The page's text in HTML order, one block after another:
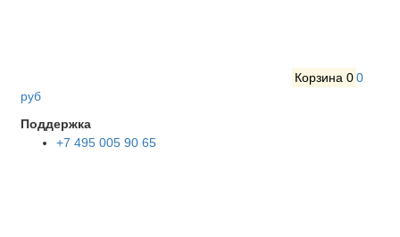
Корзина 00
руб
Поддержка
+7 495 005 90 65